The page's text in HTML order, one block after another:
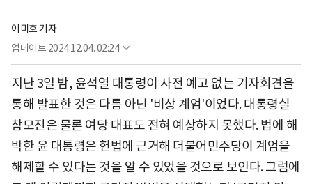
이미호 기자
업데이트 2024.12.04. 02:24
지난 3일 밤, 윤석열 대통령이 사전 예고 없는 기자회견을
통해 발표한 것은 다름 아닌 '비상 계엄'이었다. 대통령실
참모진은 물론 여당 대표도 전혀 예상하지 못했다. 법에 해
박한 윤 대통령은 헌법에 근거해 더불어민주당이 계엄을
해제할 수 있다는 것을 알 수 있었을 것으로 보인다. 그럼에